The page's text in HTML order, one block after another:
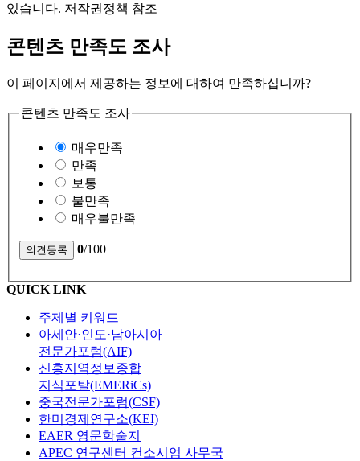
있습니다. 저작권정책 참조
콘텐츠 만족도 조사
이 페이지에서 제공하는 정보에 대하여 만족하십니까?
콘텐츠 만족도 조사
매우만족
만족
보통
불만족
매우불만족
0/100
QUICK LINK
주제별 키워드
아세안·인도·남아시아
전문가포럼(AIF)
신흥지역정보종합
지식포탈(EMERiCs)
중국전문가포럼(CSF)
한미경제연구소(KEI)
EAER 영문학술지
APEC 연구센터 컨소시엄 사무국